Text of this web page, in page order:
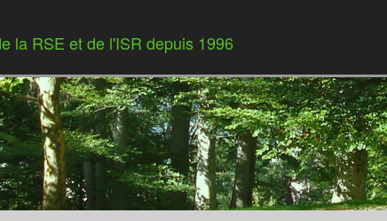
la RSE et de l'ISR depuis 1996